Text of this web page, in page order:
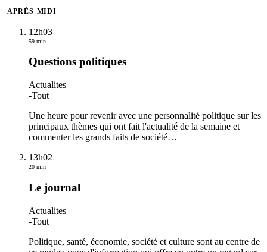
APRÈS-MIDI
12h03
59 min
Questions politiques
Actualites
-Tout
Une heure pour revenir avec une personnalité politique sur les
principaux thèmes qui ont fait l'actualité de la semaine et
commenter les grands faits de société…
13h02
20 min
Le journal
Actualites
-Tout
Politique, santé, économie, société et culture sont au centre de